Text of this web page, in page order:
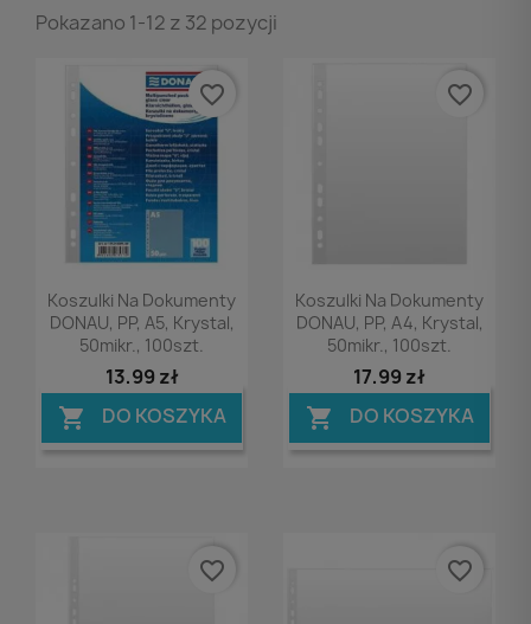
Pokazano 1-12 z 32 pozycji
 Podgląd
Koszulki Na Dokumenty
DONAU, PP, A5, Krystal,
50mikr., 100szt.
13,99 zł
 DO KOSZYKA
favorite_border
 Podgląd
Koszulki Na Dokumenty
DONAU, PP, A4, Krystal,
50mikr., 100szt.
17,99 zł
 DO KOSZYKA
favorite_border
favorite_border favorite_border